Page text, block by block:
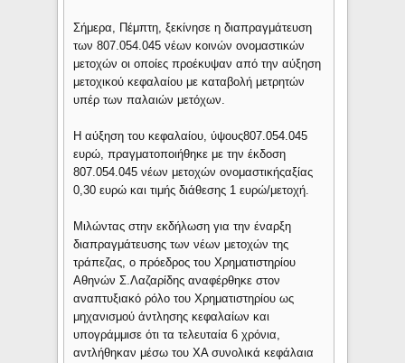
Σήμερα, Πέμπτη, ξεκίνησε η διαπραγμάτευση
των 807.054.045 νέων κοινών ονομαστικών
μετοχών οι οποίες προέκυψαν από την αύξηση
μετοχικού κεφαλαίου με καταβολή μετρητών
υπέρ των παλαιών μετόχων.
Η αύξηση του κεφαλαίου, ύψους807.054.045
ευρώ, πραγματοποιήθηκε με την έκδοση
807.054.045 νέων μετοχών ονομαστικήςαξίας
0,30 ευρώ και τιμής διάθεσης 1 ευρώ/μετοχή.
Μιλώντας στην εκδήλωση για την έναρξη
διαπραγμάτευσης των νέων μετοχών της
τράπεζας, ο πρόεδρος του Χρηματιστηρίου
Αθηνών Σ.Λαζαρίδης αναφέρθηκε στον
αναπτυξιακό ρόλο του Χρηματιστηρίου ως
μηχανισμού άντλησης κεφαλαίων και
υπογράμμισε ότι τα τελευταία 6 χρόνια,
αντλήθηκαν μέσω του ΧΑ συνολικά κεφάλαια